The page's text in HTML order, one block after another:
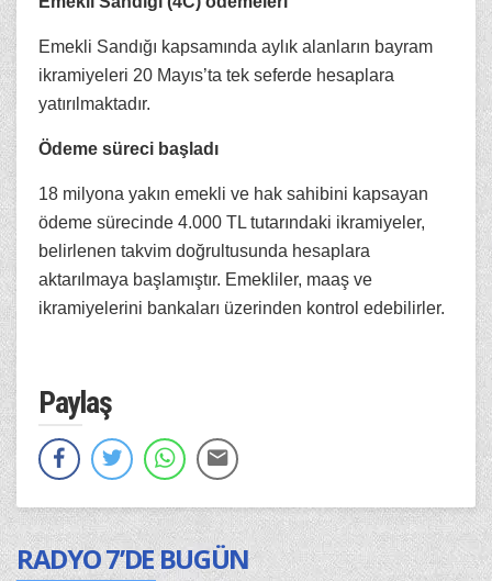
Emekli Sandığı kapsamında aylık alanların bayram
ikramiyeleri 20 Mayıs’ta tek seferde hesaplara
yatırılmaktadır.
Ödeme süreci başladı
18 milyona yakın emekli ve hak sahibini kapsayan
ödeme sürecinde 4.000 TL tutarındaki ikramiyeler,
belirlenen takvim doğrultusunda hesaplara
aktarılmaya başlamıştır. Emekliler, maaş ve
ikramiyelerini bankaları üzerinden kontrol edebilirler.
Paylaş
RADYO 7’DE BUGÜN